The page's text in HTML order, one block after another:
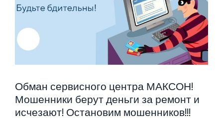
ЦЕНТР
МАКСОН
Обман сервисного центра МАКСОН!
Мошенники берут деньги за ремонт и
исчезают! Остановим мошенников!!!